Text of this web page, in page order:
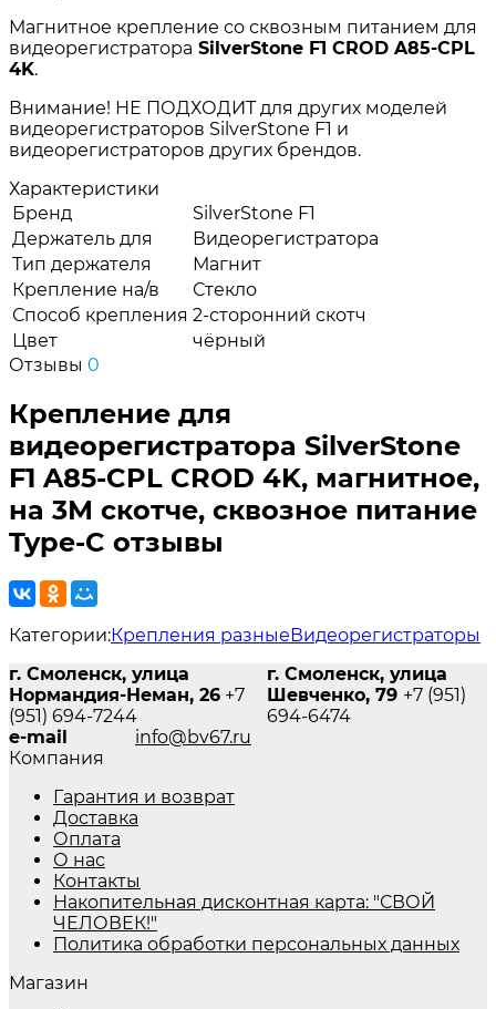
Магнитное крепление со сквозным питанием для
видеорегистратора SilverStone F1 CROD A85-CPL
4K.
Внимание! НЕ ПОДХОДИТ для других моделей
видеорегистраторов SilverStone F1 и
видеорегистраторов других брендов.
Характеристики
Бренд
SilverStone F1
Держатель для
Видеорегистратора
Тип держателя
Магнит
Крепление на/в
Стекло
Способ крепления 2-сторонний скотч
Цвет
чёрный
Отзывы 0
Крепление для
видеорегистратора SilverStone
F1 A85-CPL CROD 4K, магнитное,
на 3М скотче, сквозное питание
Type-C отзывы
Категории:Крепления разныеВидеорегистраторы
г. Смоленск, улица
Нормандия-Неман, 26 +7
(951) 694-7244
г. Смоленск, улица
Шевченко, 79 +7 (951)
694-6474
e-mail
info@bv67.ru
Компания
Гарантия и возврат
Доставка
Оплата
О нас
Контакты
Накопительная дисконтная карта: "СВОЙ
ЧЕЛОВЕК!"
Политика обработки персональных данных
Магазин